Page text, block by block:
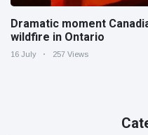
Dramatic moment
wildfire in Ontario
16 July 257 Views